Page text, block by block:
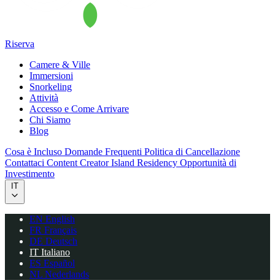
Riserva
Camere & Ville
Immersioni
Snorkeling
Attività
Accesso e Come Arrivare
Chi Siamo
Blog
Cosa è Incluso Domande Frequenti Politica di Cancellazione
Contattaci Content CreatorIsland Residency Opportunità di
Investimento
IT
EN English
FR Français
DE Deutsch
IT Italiano
ES Español
NL Nederlands